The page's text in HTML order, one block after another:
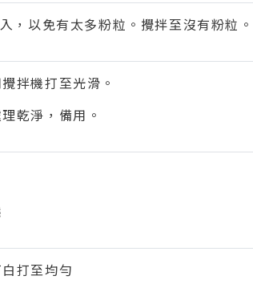
，以免有太多粉粒。攪拌至沒有粉粒。
拌機打至光滑。
乾淨，備用。
打至均勻